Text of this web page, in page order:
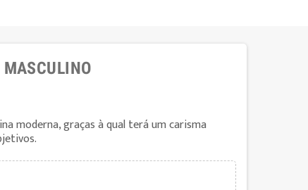
MASCULINO
moderna, graças à qual terá um carisma